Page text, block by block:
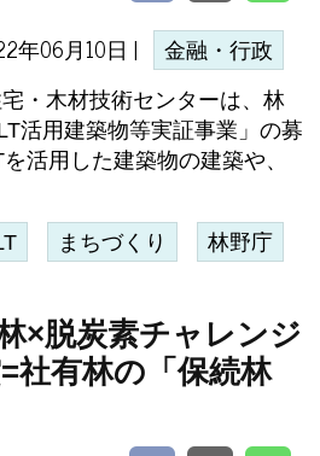
年06月10日 | 金融・行政
・木材技術センターは、林
活用建築物等実証事業」の募
活用した建築物の建築や、
まちづくり 林野庁
×脱炭素チャレンジ
社有林の「保続林